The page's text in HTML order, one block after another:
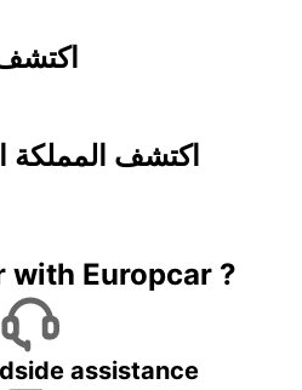
اكتشف المملكة
with Europcar ?
assistance